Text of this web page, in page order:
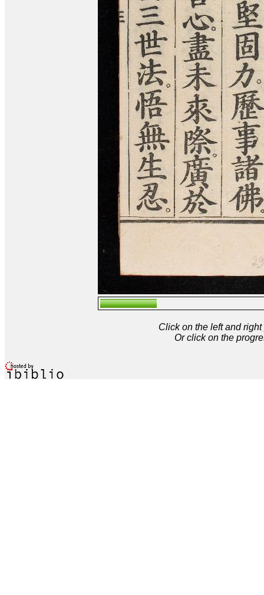
Click on the left and
Or click on the